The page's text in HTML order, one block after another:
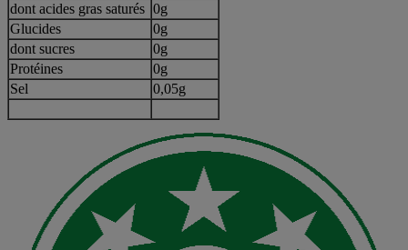
dont acides gras saturés 0g
Glucides
0g
dont sucres
0g
Protéines
0g
Sel
0,05g